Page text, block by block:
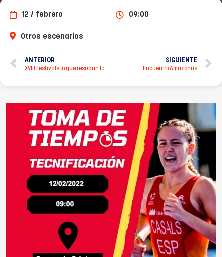
12 / febrero 09:00
Otros escenarios
ANTERIOR
XVIII Festival «Lo que resudan los molinos»
SIGUIENTE
Encuentro Amazonas